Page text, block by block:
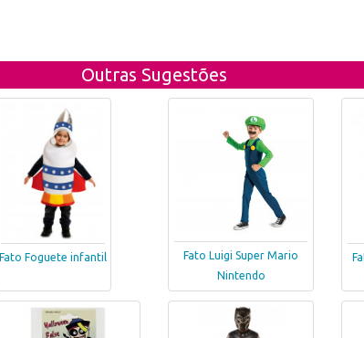
Outras Sugestões
Fato Foguete infantil
Fato Luigi Super Mario
Nintendo